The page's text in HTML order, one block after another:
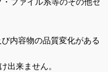
・ファイル系等のその他セ
内容物の品質変化がある
出来ません。